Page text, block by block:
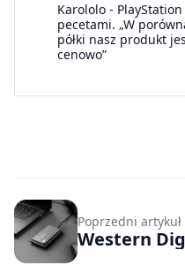
Karololo -
pecetami. „W
półki nasz produkt
cenowo”
Poprzedni artykuł
Western